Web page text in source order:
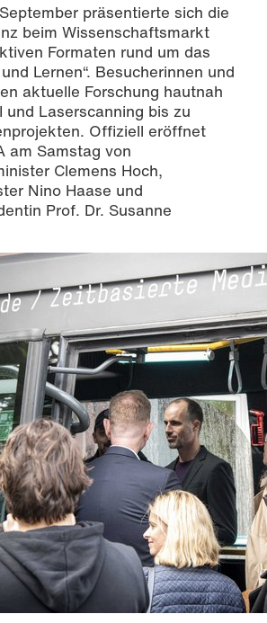
2025 in Mainz; Eröffung
präsentierte sich die
beim Wissenschaftsmarkt
Formaten rund um das
Lernen“. Besucherinnen und
aktuelle Forschung hautnah
und Laserscanning bis zu
Offiziell eröffnet
am Samstag von
Clemens Hoch,
Nino Haase und
Prof. Dr. Susanne